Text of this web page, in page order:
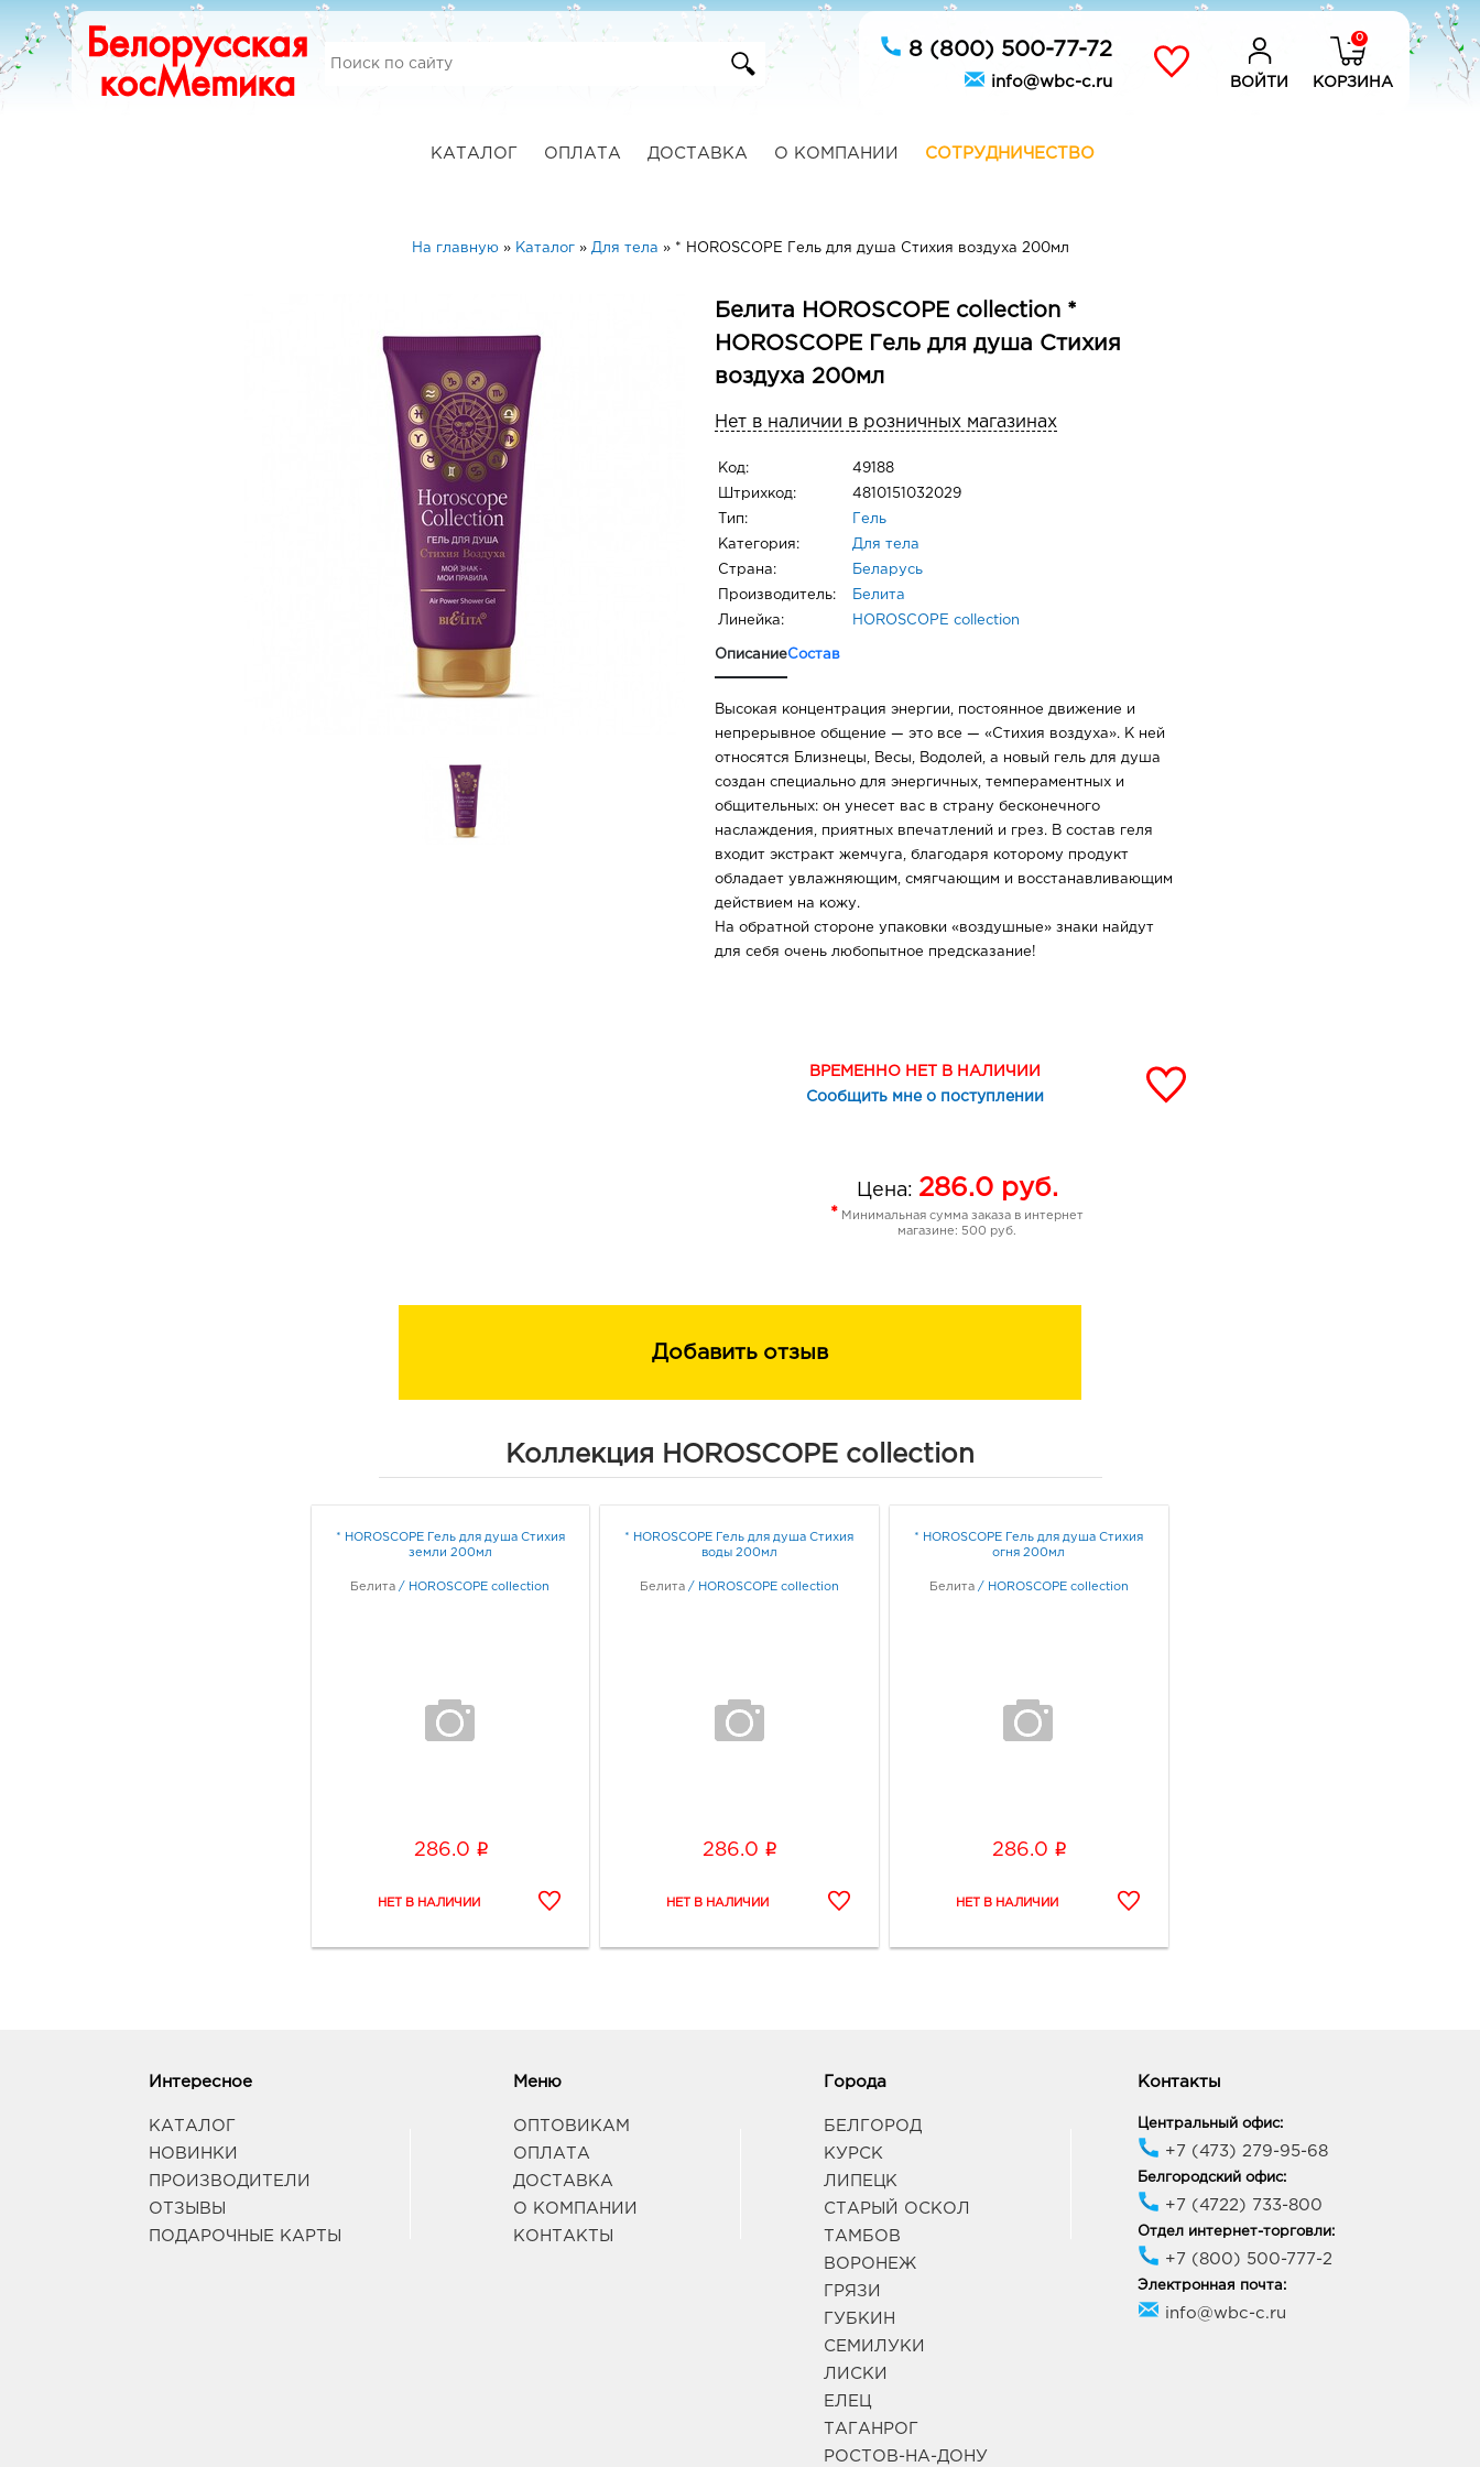
8 (800) 500-77-72
info@wbc-c.ru ВОЙТИ
0
КОРЗИНА
КАТАЛОГ ОПЛАТА ДОСТАВКА О КОМПАНИИ СОТРУДНИЧЕСТВО
На главную» Каталог» Для тела » * HOROSCOPE Гель для душа Стихия воздуха 200мл
Белита HOROSCOPE collection *
HOROSCOPE Гель для душа Стихия
воздуха 200мл
Нет в наличии в розничных магазинах
Код: 49188
Штрихкод: 4810151032029
Тип: Гель
Категория: Для тела
Страна: Беларусь
Производитель: Белита
Линейка: HOROSCOPE collection
ОписаниеСостав
Высокая концентрация энергии, постоянное движение и
непрерывное общение — это все — «Стихия воздуха». К ней
относятся Близнецы, Весы, Водолей, а новый гель для душа
создан специально для энергичных, темпераментных и
общительных: он унесет вас в страну бесконечного
наслаждения, приятных впечатлений и грез. В состав геля
входит экстракт жемчуга, благодаря которому продукт
обладает увлажняющим, смягчающим и восстанавливающим
действием на кожу.
На обратной стороне упаковки «воздушные» знаки найдут
для себя очень любопытное предсказание!
ВРЕМЕННО НЕТ В НАЛИЧИИ
Сообщить мне о поступлении
Цена: 286.0руб.
* Минимальная сумма заказа в интернет
магазине: 500 руб.
Добавить отзыв
Коллекция HOROSCOPE collection
* HOROSCOPE Гель для душа Стихия
земли 200мл
Белита / HOROSCOPE collection
286.0 i
* HOROSCOPE Гель для душа Стихия
воды 200мл
Белита / HOROSCOPE collection
286.0 i
* HOROSCOPE Гель для душа Стихия
огня 200мл
Белита / HOROSCOPE collection
286.0 i
Интересное
КАТАЛОГ
НОВИНКИ
ПРОИЗВОДИТЕЛИ
ОТЗЫВЫ
ПОДАРОЧНЫЕ КАРТЫ
Меню
ОПТОВИКАМ
ОПЛАТА
ДОСТАВКА
О КОМПАНИИ
КОНТАКТЫ
Города
БЕЛГОРОД
КУРСК
ЛИПЕЦК
СТАРЫЙ ОСКОЛ
ТАМБОВ
ВОРОНЕЖ
ГРЯЗИ
ГУБКИН
СЕМИЛУКИ
ЛИСКИ
ЕЛЕЦ
ТАГАНРОГ
РОСТОВ-НА-ДОНУ
Контакты
Центральный офис:
+7 (473) 279-95-68
Белгородский офис:
+7 (4722) 733-800
Отдел интернет-торговли:
+7 (800) 500-777-2
Электронная почта:
info@wbc-c.ru